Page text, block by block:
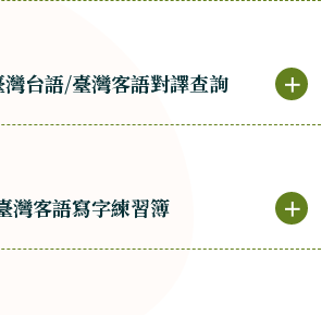
台語/臺灣客語對譯查詢 ＋
灣客語寫字練習簿 ＋